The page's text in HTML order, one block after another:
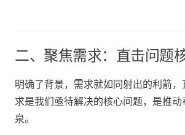
二、聚焦需求：直击问题
明确了背景，需求就如同射出的利箭
求是我们亟待解决的核心问题，是推
泉。